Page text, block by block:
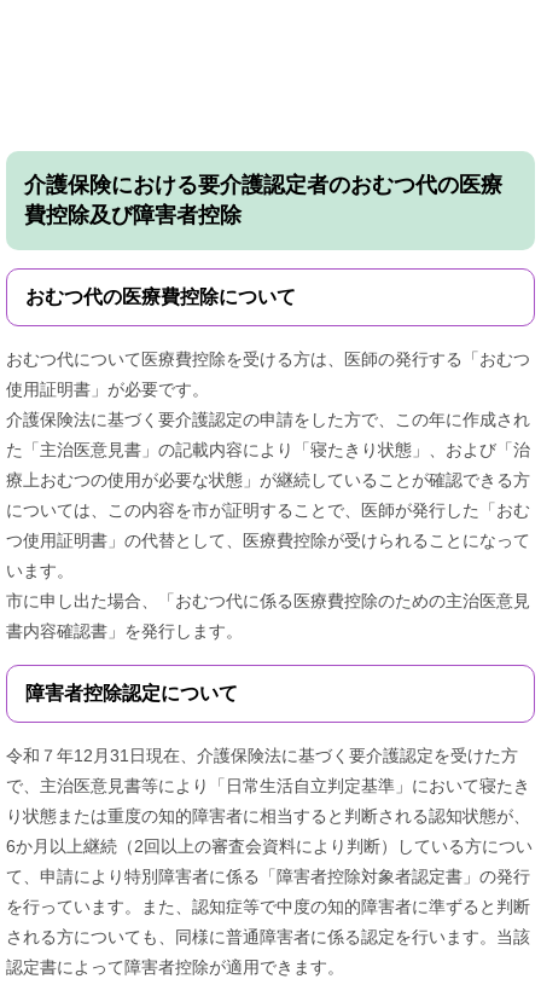
介護保険における要介護認定者のおむつ代の医療
費控除及び障害者控除
おむつ代の医療費控除について
おむつ代について医療費控除を受ける方は、医師の発行する「おむつ
使用証明書」が必要です。
介護保険法に基づく要介護認定の申請をした方で、この年に作成され
た「主治医意見書」の記載内容により「寝たきり状態」、および「治
療上おむつの使用が必要な状態」が継続していることが確認できる方
については、この内容を市が証明することで、医師が発行した「おむ
つ使用証明書」の代替として、医療費控除が受けられることになって
います。
市に申し出た場合、「おむつ代に係る医療費控除のための主治医意見
書内容確認書」を発行します。
障害者控除認定について
令和７年12月31日現在、介護保険法に基づく要介護認定を受けた方
で、主治医意見書等により「日常生活自立判定基準」において寝たき
り状態または重度の知的障害者に相当すると判断される認知状態が、
6か月以上継続（2回以上の審査会資料により判断）している方につい
て、申請により特別障害者に係る「障害者控除対象者認定書」の発行
を行っています。また、認知症等で中度の知的障害者に準ずると判断
される方についても、同様に普通障害者に係る認定を行います。当該
認定書によって障害者控除が適用できます。